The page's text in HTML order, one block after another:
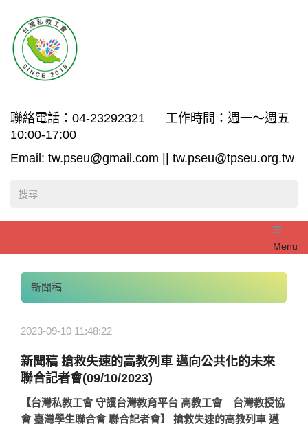
聯絡電話：04-23292321 工作時間：週一～週五
10:00-17:00
Email: tw.pseu@gmail.com || tw.pseu@tpseu.org.tw
Menu
新聞稿
2023-09-10 11:48:22
新聞稿 搶救失速的高教列車 邁向公共化的未來
聯合記者會(09/10/2023)
【台灣私教工會 守護台灣教育平台 高教工會
台灣教授協
會 臺灣學生聯合會 聯合記者會】
搶救失速的高教列車 邁